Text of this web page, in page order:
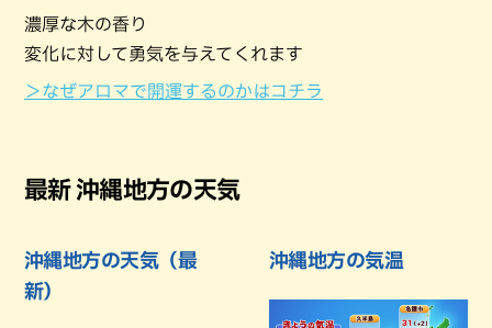
濃厚な木の香り
変化に対して勇気を与えてくれます
＞なぜアロマで開運するのかはコチラ
最新 沖縄地方の天気
沖縄地方の天気（最
新）
沖縄地方の気温